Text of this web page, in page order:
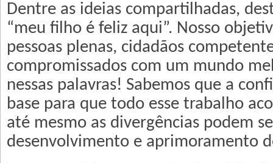
Dentre as ideias compartilhadas,
“meu filho é feliz aqui”. Nosso
pessoas plenas, cidadãos
compromissados com um mundo
nessas palavras! Sabemos que a
base para que todo esse trabalho
até mesmo as divergências podem
desenvolvimento e aprimoramento